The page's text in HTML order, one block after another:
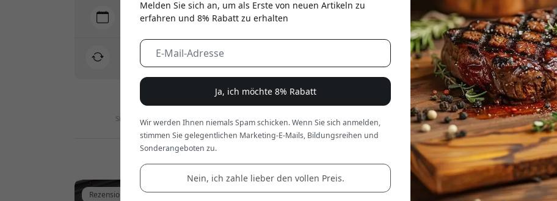
Lieferung 10-12 August
Schnelle und nachverfolgbare Lieferung
30-tägiges Rückgaberecht
Einfache Rücksendung - ganz ohne Aufwand
Sichere Zahlungen mit Verschlüsselung
Rezension
Melden Sie sich an, um als Erste von neuen Artikeln zu
erfahren und 8% Rabatt zu erhalten
Ja, ich möchte 8% Rabatt
Wir werden Ihnen niemals Spam schicken. Wenn Sie sich anmelden,
stimmen Sie gelegentlichen Marketing-E-Mails, Bildungsreihen und
Sonderangeboten zu.
Nein, ich zahle lieber den vollen Preis.